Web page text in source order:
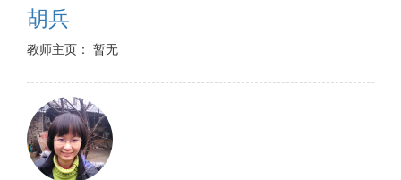
胡兵
教师主页： 暂无